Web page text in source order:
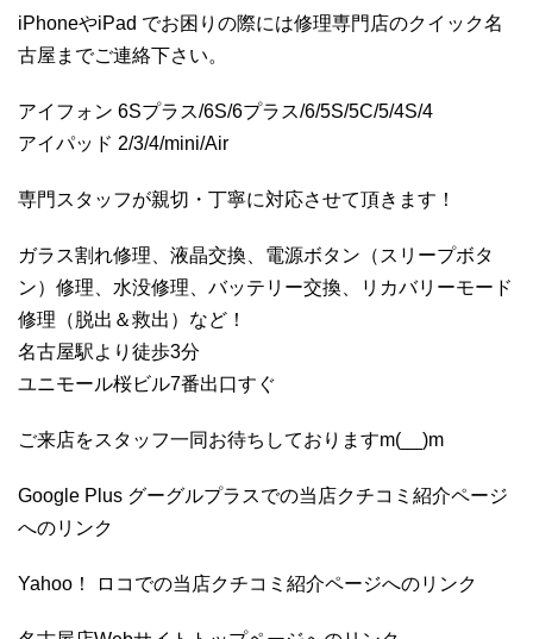
iPhoneやiPad でお困りの際には修理専門店のクイック名
古屋までご連絡下さい。
アイフォン 6Sプラス/6S/6プラス/6/5S/5C/5/4S/4
アイパッド 2/3/4/mini/Air
専門スタッフが親切・丁寧に対応させて頂きます！
ガラス割れ修理、液晶交換、電源ボタン（スリープボタ
ン）修理、水没修理、バッテリー交換、リカバリーモード
修理（脱出＆救出）など！
名古屋駅より徒歩3分
ユニモール桜ビル7番出口すぐ
ご来店をスタッフ一同お待ちしておりますm(__)m
Google Plus グーグルプラスでの当店クチコミ紹介ページ
へのリンク
Yahoo！ ロコでの当店クチコミ紹介ページへのリンク